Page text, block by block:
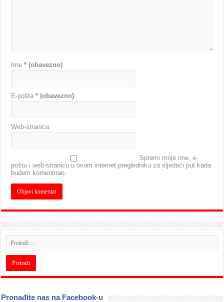
Ime* (obavezno)
E-pošta* (obavezno)
Web-stranica
Spremi moje ime, e-
poštu i web-stranicu u ovom internet pregledniku za sljedeći put kada
budem komentirao.
Pronađite nas na Facebook-u